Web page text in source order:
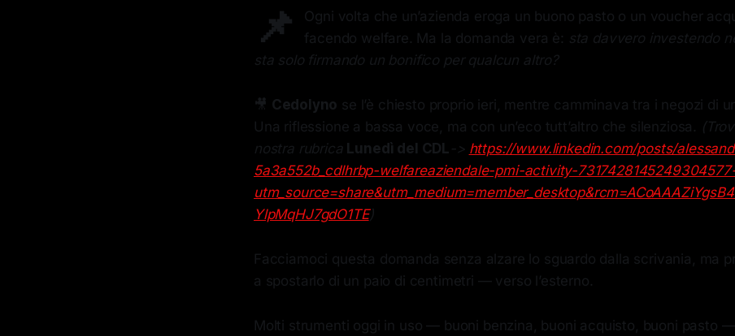
📌
Ogni volta che un’azienda eroga un buono pasto o un voucher
facendo welfare. Ma la domanda vera è: sta davvero investendo
sta solo firmando un bonifico per qualcun altro?
🎥 Cedolyno se l’è chiesto proprio ieri, mentre camminava tra i negozi di
Una riflessione a bassa voce, ma con un’eco tutt’altro che silenziosa.
nostra rubrica Lunedì del CDL -> https://www.linkedin.com/posts/
5a3a552b_cdlhrbp-welfareaziendale-pmi-activity-
YlpMqHJ7gdO1TE)
Facciamoci questa domanda senza alzare lo sguardo dalla scrivania, ma
a spostarlo di un paio di centimetri — verso l’esterno.
Molti strumenti oggi in uso — buoni benzina, buoni acquisto, buoni pasto